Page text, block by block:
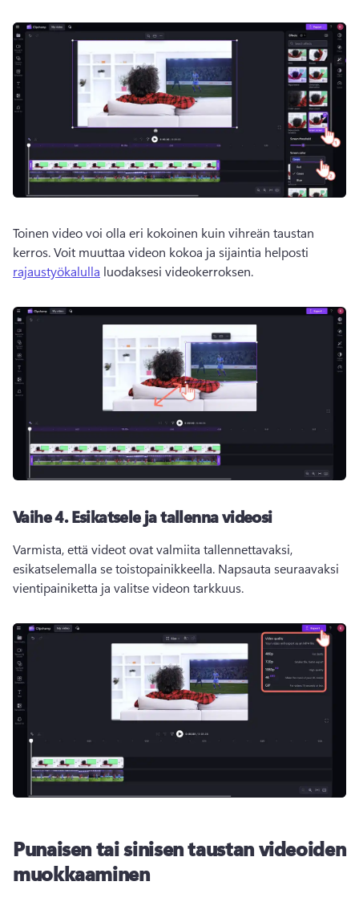
Toinen video voi olla eri kokoinen kuin vihreän taustan
kerros. Voit muuttaa videon kokoa ja sijaintia helposti
rajaustyökalulla luodaksesi videokerroksen.
Vaihe 4.Esikatsele ja tallenna videosi
Varmista, että videot ovat valmiita tallennettavaksi,
esikatselemalla se toistopainikkeella. Napsauta seuraavaksi
vientipainiketta ja valitse videon tarkkuus.
Punaisen tai sinisen taustan videoiden
muokkaaminen